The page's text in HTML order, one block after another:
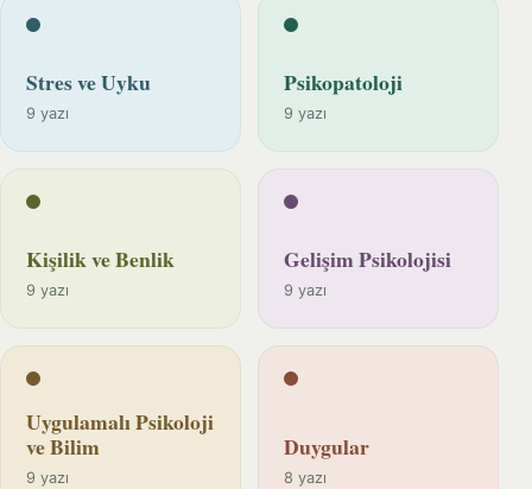
Stres ve Uyku
9 yazı
Psikopatoloji
9 yazı
Kişilik ve Benlik
9 yazı
Gelişim Psikolojisi
9 yazı
Uygulamalı Psikoloji
ve Bilim
9 yazı
Duygular
8 yazı